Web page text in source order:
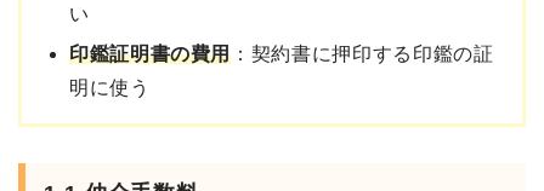
い
印鑑証明書の費用 ：契約書に押印する印鑑の証
明に使う